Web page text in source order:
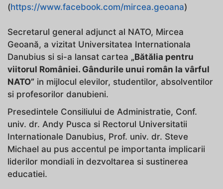
(https://www.facebook.com/mircea.geoana)
Secretarul general adjunct al NATO, Mircea
Geoană, a vizitat Universitatea Internationala
Danubius si si-a lansat cartea „Bătălia pentru
viitorul României. Gândurile unui român la vârful
NATO” in mijlocul elevilor, studentilor, absolventilor
si profesorilor danubieni.
Presedintele Consiliului de Administratie, Conf.
univ. dr. Andy Pusca si Rectorul Universitatii
Internationale Danubius, Prof. univ. dr. Steve
Michael au pus accentul pe importanta implicarii
liderilor mondiali in dezvoltarea si sustinerea
educatiei.